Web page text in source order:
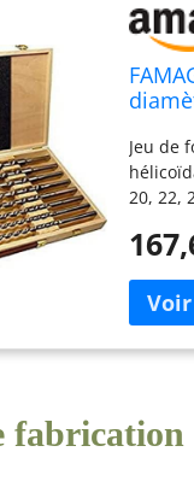
Jeu de
20, 22,
de
fabrication